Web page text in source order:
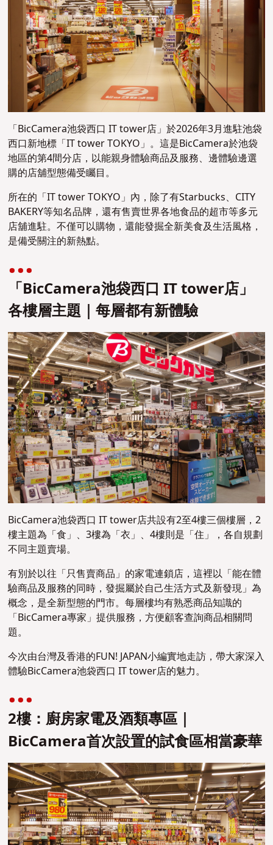
「BicCamera池袋西口 IT tower店」於2026年3月進駐池袋
西口新地標「IT tower TOKYO」。這是BicCamera於池袋
地區的第4間分店，以能親身體驗商品及服務、邊體驗邊選
購的店舖型態備受矚目。
所在的「IT tower TOKYO」內，除了有Starbucks、CITY
BAKERY等知名品牌，還有售賣世界各地食品的超市等多元
店舖進駐。不僅可以購物，還能發掘全新美食及生活風格，
是備受關注的新熱點。
「BicCamera池袋西口 IT tower店」
各樓層主題｜每層都有新體驗
BicCamera池袋西口 IT tower店共設有2至4樓三個樓層，2
樓主題為「食」、3樓為「衣」、4樓則是「住」，各自規劃
不同主題賣場。
有別於以往「只售賣商品」的家電連鎖店，這裡以「能在體
驗商品及服務的同時，發掘屬於自己生活方式及新發現」為
概念，是全新型態的門市。每層樓均有熟悉商品知識的
「BicCamera專家」提供服務，方便顧客查詢商品相關問
題。
今次由台灣及香港的FUN! JAPAN小編實地走訪，帶大家深入
體驗BicCamera池袋西口 IT tower店的魅力。
2樓：廚房家電及酒類專區｜
BicCamera首次設置的試食區相當豪華